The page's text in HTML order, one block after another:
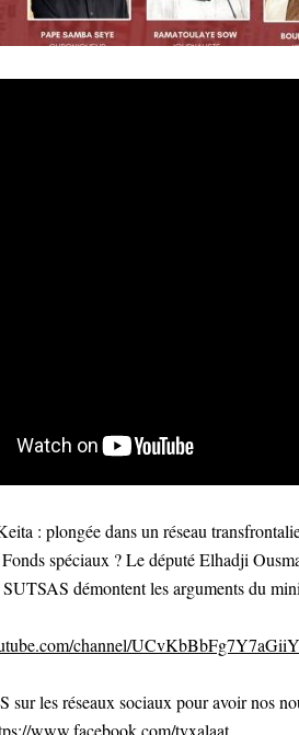
: plongée dans un réseau
spéciaux ? Le député Elhadji
démontent les arguments du
channel/
les réseaux sociaux pour avoir nos
www.facebook.com/tvxalaat